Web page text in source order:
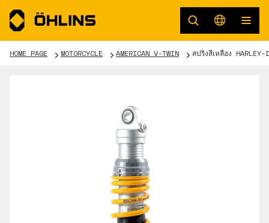
HOME PAGE MOTORCYCLE AMERICAN V-TWIN สปริงสีเหลือง HARLEY-